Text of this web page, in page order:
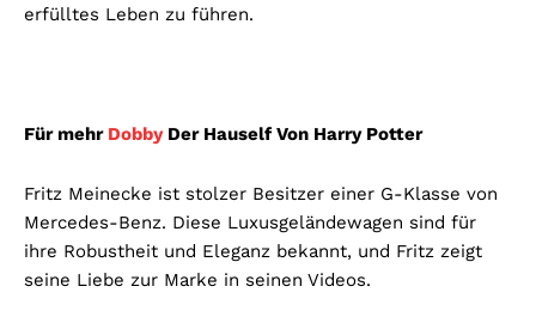
erfülltes Leben zu führen.
Für mehr DobbyDer Hauself Von Harry Potter
Fritz Meinecke ist stolzer Besitzer einer G-Klasse von
Mercedes-Benz. Diese Luxusgeländewagen sind für
ihre Robustheit und Eleganz bekannt, und Fritz zeigt
seine Liebe zur Marke in seinen Videos.